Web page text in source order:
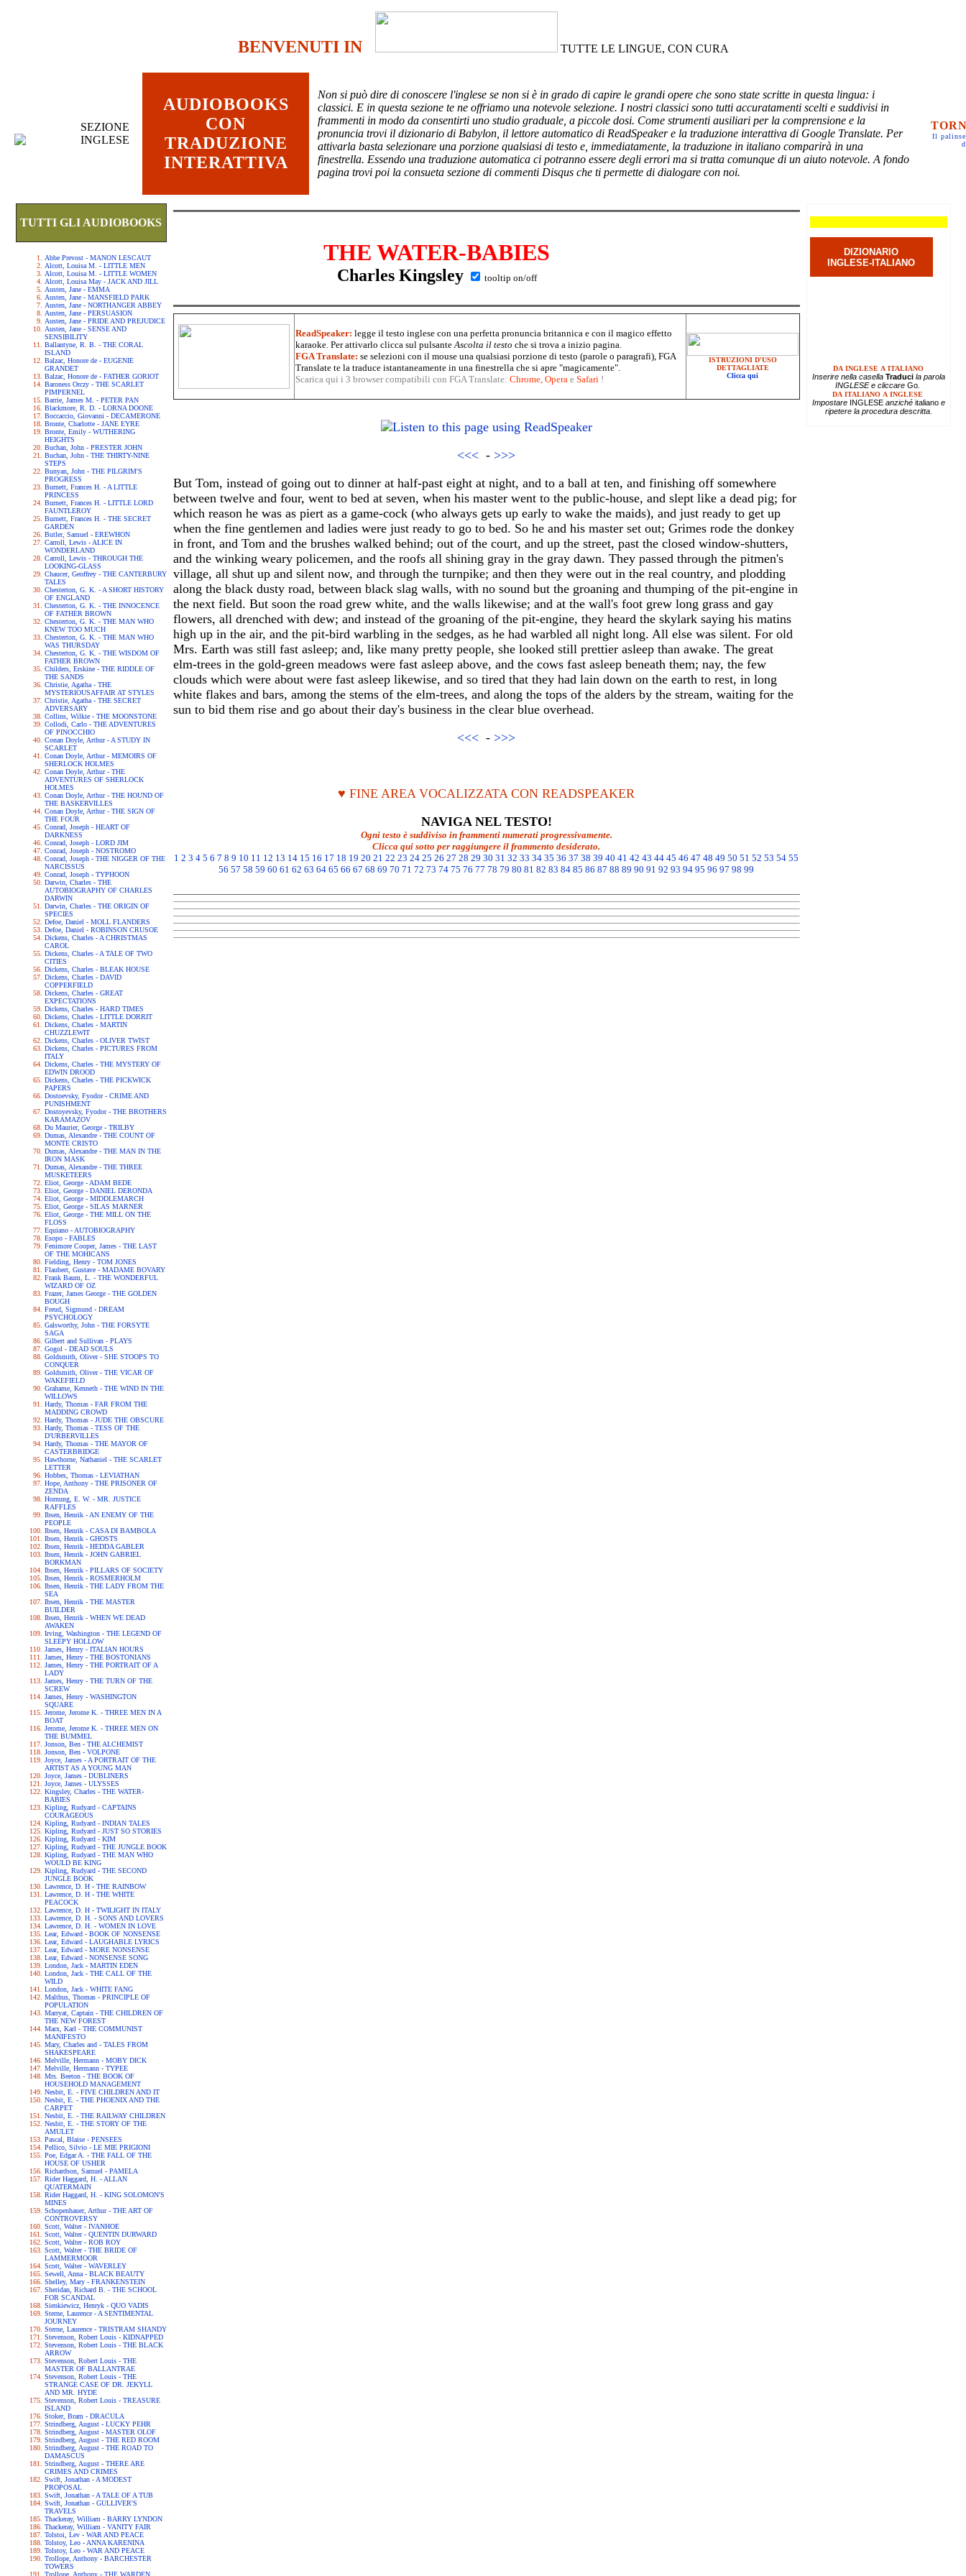
BENVENUTI IN TUTTE LE LINGUE, CON CURA
SEZIONE
INGLESE
AUDIOBOOKS
CON
TRADUZIONE
INTERATTIVA
Non si può dire di conoscere l'inglese se non si è in grado di capire le grandi opere che sono state scritte in questa lingua: i
classici. E in questa sezione te ne offriamo una notevole selezione. I nostri classici sono tutti accuratamenti scelti e suddivisi in
frammenti in modo da consentirti uno studio graduale, a piccole dosi. Come strumenti ausiliari per la comprensione e la
pronuncia trovi il dizionario di Babylon, il lettore automatico di ReadSpeaker e la traduzione interattiva di Google Translate. Per
attivarla basta selezionare una porzione qualsiasi di testo e, immediatamente, la traduzione in italiano comparirà in una
finestrella. Essendo una traduzione automatica ci potranno essere degli errori ma si tratta comunque di un aiuto notevole. A fondo
pagina trovi poi la consueta sezione di commenti Disqus che ti permette di dialogare con noi.
Il
TUTTI GLI AUDIOBOOKS
Abbe Prevost - MANON LESCAUT
Alcott, Louisa M. - LITTLE MEN
Alcott, Louisa M. - LITTLE WOMEN
Alcott, Louisa May - JACK AND JILL
Austen, Jane - EMMA
Austen, Jane - MANSFIELD PARK
Austen, Jane - NORTHANGER ABBEY
Austen, Jane - PERSUASION
Austen, Jane - PRIDE AND PREJUDICE
Austen, Jane - SENSE AND
SENSIBILITY
Ballantyne, R. B. - THE CORAL
ISLAND
Balzac, Honore de - EUGENIE
GRANDET
Balzac, Honore de - FATHER GORIOT
Baroness Orczy - THE SCARLET
PIMPERNEL
Barrie, James M. - PETER PAN
Blackmore, R. D. - LORNA DOONE
Boccaccio, Giovanni - DECAMERONE
Bronte, Charlotte - JANE EYRE
Bronte, Emily - WUTHERING
HEIGHTS
Buchan, John - PRESTER JOHN
Buchan, John - THE THIRTY-NINE
STEPS
Bunyan, John - THE PILGRIM'S
PROGRESS
Burnett, Frances H. - A LITTLE
PRINCESS
Burnett, Frances H. - LITTLE LORD
FAUNTLEROY
Burnett, Frances H. - THE SECRET
GARDEN
Butler, Samuel - EREWHON
Carroll, Lewis - ALICE IN
WONDERLAND
Carroll, Lewis - THROUGH THE
LOOKING-GLASS
Chaucer, Geoffrey - THE CANTERBURY
TALES
Chesterton, G. K. - A SHORT HISTORY
OF ENGLAND
Chesterton, G. K. - THE INNOCENCE
OF FATHER BROWN
Chesterton, G. K. - THE MAN WHO
KNEW TOO MUCH
Chesterton, G. K. - THE MAN WHO
WAS THURSDAY
Chesterton, G. K. - THE WISDOM OF
FATHER BROWN
Childers, Erskine - THE RIDDLE OF
THE SANDS
Christie, Agatha - THE
MYSTERIOUSAFFAIR AT STYLES
Christie, Agatha - THE SECRET
ADVERSARY
Collins, Wilkie - THE MOONSTONE
Collodi, Carlo - THE ADVENTURES
OF PINOCCHIO
Conan Doyle, Arthur - A STUDY IN
SCARLET
Conan Doyle, Arthur - MEMOIRS OF
SHERLOCK HOLMES
Conan Doyle, Arthur - THE
ADVENTURES OF SHERLOCK
HOLMES
Conan Doyle, Arthur - THE HOUND OF
THE BASKERVILLES
Conan Doyle, Arthur - THE SIGN OF
THE FOUR
Conrad, Joseph - HEART OF
DARKNESS
Conrad, Joseph - LORD JIM
Conrad, Joseph - NOSTROMO
Conrad, Joseph - THE NIGGER OF THE
NARCISSUS
Conrad, Joseph - TYPHOON
Darwin, Charles - THE
AUTOBIOGRAPHY OF CHARLES
DARWIN
Darwin, Charles - THE ORIGIN OF
SPECIES
Defoe, Daniel - MOLL FLANDERS
Defoe, Daniel - ROBINSON CRUSOE
Dickens, Charles - A CHRISTMAS
CAROL
Dickens, Charles - A TALE OF TWO
CITIES
Dickens, Charles - BLEAK HOUSE
Dickens, Charles - DAVID
COPPERFIELD
Dickens, Charles - GREAT
EXPECTATIONS
Dickens, Charles - HARD TIMES
Dickens, Charles - LITTLE DORRIT
Dickens, Charles - MARTIN
CHUZZLEWIT
Dickens, Charles - OLIVER TWIST
Dickens, Charles - PICTURES FROM
ITALY
Dickens, Charles - THE MYSTERY OF
EDWIN DROOD
Dickens, Charles - THE PICKWICK
PAPERS
Dostoevsky, Fyodor - CRIME AND
PUNISHMENT
Dostoyevsky, Fyodor - THE BROTHERS
KARAMAZOV
Du Maurier, George - TRILBY
Dumas, Alexandre - THE COUNT OF
MONTE CRISTO
Dumas, Alexandre - THE MAN IN THE
IRON MASK
Dumas, Alexandre - THE THREE
MUSKETEERS
Eliot, George - ADAM BEDE
Eliot, George - DANIEL DERONDA
Eliot, George - MIDDLEMARCH
Eliot, George - SILAS MARNER
Eliot, George - THE MILL ON THE
FLOSS
Equiano - AUTOBIOGRAPHY
Esopo - FABLES
Fenimore Cooper, James - THE LAST
OF THE MOHICANS
Fielding, Henry - TOM JONES
Flaubert, Gustave - MADAME BOVARY
Frank Baum, L. - THE WONDERFUL
WIZARD OF OZ
Frazer, James George - THE GOLDEN
BOUGH
Freud, Sigmund - DREAM
PSYCHOLOGY
Galsworthy, John - THE FORSYTE
SAGA
Gilbert and Sullivan - PLAYS
Gogol - DEAD SOULS
Goldsmith, Oliver - SHE STOOPS TO
CONQUER
Goldsmith, Oliver - THE VICAR OF
WAKEFIELD
Grahame, Kenneth - THE WIND IN THE
WILLOWS
Hardy, Thomas - FAR FROM THE
MADDING CROWD
Hardy, Thomas - JUDE THE OBSCURE
Hardy, Thomas - TESS OF THE
D'URBERVILLES
Hardy, Thomas - THE MAYOR OF
CASTERBRIDGE
Hawthorne, Nathaniel - THE SCARLET
LETTER
Hobbes, Thomas - LEVIATHAN
Hope, Anthony - THE PRISONER OF
ZENDA
Hornung, E. W. - MR. JUSTICE
RAFFLES
Ibsen, Henrik - AN ENEMY OF THE
PEOPLE
Ibsen, Henrik - CASA DI BAMBOLA
Ibsen, Henrik - GHOSTS
Ibsen, Henrik - HEDDA GABLER
Ibsen, Henrik - JOHN GABRIEL
BORKMAN
Ibsen, Henrik - PILLARS OF SOCIETY
Ibsen, Henrik - ROSMERHOLM
Ibsen, Henrik - THE LADY FROM THE
SEA
Ibsen, Henrik - THE MASTER
BUILDER
Ibsen, Henrik - WHEN WE DEAD
AWAKEN
Irving, Washington - THE LEGEND OF
SLEEPY HOLLOW
James, Henry - ITALIAN HOURS
James, Henry - THE BOSTONIANS
James, Henry - THE PORTRAIT OF A
LADY
James, Henry - THE TURN OF THE
SCREW
James, Henry - WASHINGTON
SQUARE
Jerome, Jerome K. - THREE MEN IN A
BOAT
Jerome, Jerome K. - THREE MEN ON
THE BUMMEL
Jonson, Ben - THE ALCHEMIST
Jonson, Ben - VOLPONE
Joyce, James - A PORTRAIT OF THE
ARTIST AS A YOUNG MAN
Joyce, James - DUBLINERS
Joyce, James - ULYSSES
Kingsley, Charles - THE WATER-
BABIES
Kipling, Rudyard - CAPTAINS
COURAGEOUS
Kipling, Rudyard - INDIAN TALES
Kipling, Rudyard - JUST SO STORIES
Kipling, Rudyard - KIM
Kipling, Rudyard - THE JUNGLE BOOK
Kipling, Rudyard - THE MAN WHO
WOULD BE KING
Kipling, Rudyard - THE SECOND
JUNGLE BOOK
Lawrence, D. H - THE RAINBOW
Lawrence, D. H - THE WHITE
PEACOCK
Lawrence, D. H - TWILIGHT IN ITALY
Lawrence, D. H. - SONS AND LOVERS
Lawrence, D. H. - WOMEN IN LOVE
Lear, Edward - BOOK OF NONSENSE
Lear, Edward - LAUGHABLE LYRICS
Lear, Edward - MORE NONSENSE
Lear, Edward - NONSENSE SONG
London, Jack - MARTIN EDEN
London, Jack - THE CALL OF THE
WILD
London, Jack - WHITE FANG
Malthus, Thomas - PRINCIPLE OF
POPULATION
Marryat, Captain - THE CHILDREN OF
THE NEW FOREST
Marx, Karl - THE COMMUNIST
MANIFESTO
Mary, Charles and - TALES FROM
SHAKESPEARE
Melville, Hermann - MOBY DICK
Melville, Hermann - TYPEE
Mrs. Beeton - THE BOOK OF
HOUSEHOLD MANAGEMENT
Nesbit, E. - FIVE CHILDREN AND IT
Nesbit, E. - THE PHOENIX AND THE
CARPET
Nesbit, E. - THE RAILWAY CHILDREN
Nesbit, E. - THE STORY OF THE
AMULET
Pascal, Blaise - PENSEES
Pellico, Silvio - LE MIE PRIGIONI
Poe, Edgar A. - THE FALL OF THE
HOUSE OF USHER
Richardson, Samuel - PAMELA
Rider Haggard, H. - ALLAN
QUATERMAIN
Rider Haggard, H. - KING SOLOMON'S
MINES
Schopenhauer, Arthur - THE ART OF
CONTROVERSY
Scott, Walter - IVANHOE
Scott, Walter - QUENTIN DURWARD
Scott, Walter - ROB ROY
Scott, Walter - THE BRIDE OF
LAMMERMOOR
Scott, Walter - WAVERLEY
Sewell, Anna - BLACK BEAUTY
Shelley, Mary - FRANKENSTEIN
Sheridan, Richard B. - THE SCHOOL
FOR SCANDAL
Sienkiewicz, Henryk - QUO VADIS
Sterne, Laurence - A SENTIMENTAL
JOURNEY
Sterne, Laurence - TRISTRAM SHANDY
Stevenson, Robert Louis - KIDNAPPED
Stevenson, Robert Louis - THE BLACK
ARROW
Stevenson, Robert Louis - THE
MASTER OF BALLANTRAE
Stevenson, Robert Louis - THE
STRANGE CASE OF DR. JEKYLL
AND MR. HYDE
Stevenson, Robert Louis - TREASURE
ISLAND
Stoker, Bram - DRACULA
Strindberg, August - LUCKY PEHR
Strindberg, August - MASTER OLOF
Strindberg, August - THE RED ROOM
Strindberg, August - THE ROAD TO
DAMASCUS
Strindberg, August - THERE ARE
CRIMES AND CRIMES
Swift, Jonathan - A MODEST
PROPOSAL
Swift, Jonathan - A TALE OF A TUB
Swift, Jonathan - GULLIVER'S
TRAVELS
Thackeray, William - BARRY LYNDON
Thackeray, William - VANITY FAIR
Tolstoi, Lev - WAR AND PEACE
Tolstoy, Leo - ANNA KARENINA
Tolstoy, Leo - WAR AND PEACE
Trollope, Anthony - BARCHESTER
TOWERS
Trollope, Anthony - THE WARDEN
THE WATER-BABIES
Charles Kingsley tooltip on/off
ReadSpeaker: legge il testo inglese con una perfetta pronuncia britannica e con il magico effetto
karaoke. Per attivarlo clicca sul pulsanteAscolta il testo che si trova a inizio pagina.
FGA Translate: se selezioni con il mouse una qualsiasi porzione di testo (parole o paragrafi), FGA
Translate te la traduce istantaneamente in una finestrella che si apre "magicamente".
Scarica qui i 3 browser compatibili con FGA Translate: Chrome, Operae Safari !
ISTRUZIONI D'USO
DETTAGLIATE
Clicca qui
<<< - >>>
But Tom, instead of going out to dinner at half-past eight at night, and to a ball at ten, and finishing off somewhere
between twelve and four, went to bed at seven, when his master went to the public-house, and slept like a dead pig; for
which reason he was as piert as a game-cock (who always gets up early to wake the maids), and just ready to get up
when the fine gentlemen and ladies were just ready to go to bed. So he and his master set out; Grimes rode the donkey
in front, and Tom and the brushes walked behind; out of the court, and up the street, past the closed window-shutters,
and the winking weary policemen, and the roofs all shining gray in the gray dawn. They passed through the pitmen's
village, all shut up and silent now, and through the turnpike; and then they were out in the real country, and plodding
along the black dusty road, between black slag walls, with no sound but the groaning and thumping of the pit-engine in
the next field. But soon the road grew white, and the walls likewise; and at the wall's foot grew long grass and gay
flowers, all drenched with dew; and instead of the groaning of the pit-engine, they heard the skylark saying his matins
high up in the air, and the pit-bird warbling in the sedges, as he had warbled all night long. All else was silent. For old
Mrs. Earth was still fast asleep; and, like many pretty people, she looked still prettier asleep than awake. The great
elm-trees in the gold-green meadows were fast asleep above, and the cows fast asleep beneath them; nay, the few
clouds which were about were fast asleep likewise, and so tired that they had lain down on the earth to rest, in long
white flakes and bars, among the stems of the elm-trees, and along the tops of the alders by the stream, waiting for the
sun to bid them rise and go about their day's business in the clear blue overhead.
<<< - >>>
♥ FINE AREA VOCALIZZATA CON READSPEAKER
NAVIGA NEL TESTO!
Ogni testo è suddiviso in frammenti numerati progressivamente.
Clicca qui sotto per raggiungere il frammento desiderato.
1 2 3 4 5 6 7 8 9 10 11 12 13 14 15 16 17 18 19 20 21 22 23 24 25 26 27 28 29 30 31 32 33 34 35 36 37 38 39 40 41 42 43 44 45 46 47 48 49 50 51 52 53 54 55
56 57 58 59 60 61 62 63 64 65 66 67 68 69 70 71 72 73 74 75 76 77 78 79 80 81 82 83 84 85 86 87 88 89 90 91 92 93 94 95 96 97 98 99
DIZIONARIO
INGLESE-ITALIANO
DA INGLESE A ITALIANO
Inserire nella casella Traducila parola
INGLESE e cliccare Go.
DA ITALIANO A INGLESE
Impostare INGLESEanziché italianoe
ripetere la procedura descritta.